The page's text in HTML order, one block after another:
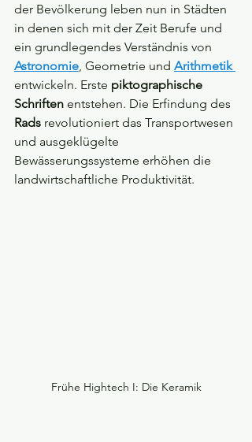
der Bevölkerung leben nun in Städten
in denen sich mit der Zeit Berufe und
ein grundlegendes Verständnis von
Astronomie , Geometrie und Arithmetik
entwickeln. Erste piktographische
Schriften entstehen. Die Erfindung des
Rads revolutioniert das Transportwesen
und ausgeklügelte
Bewässerungssysteme erhöhen die
landwirtschaftliche Produktivität.
Frühe Hightech I: Die Keramik